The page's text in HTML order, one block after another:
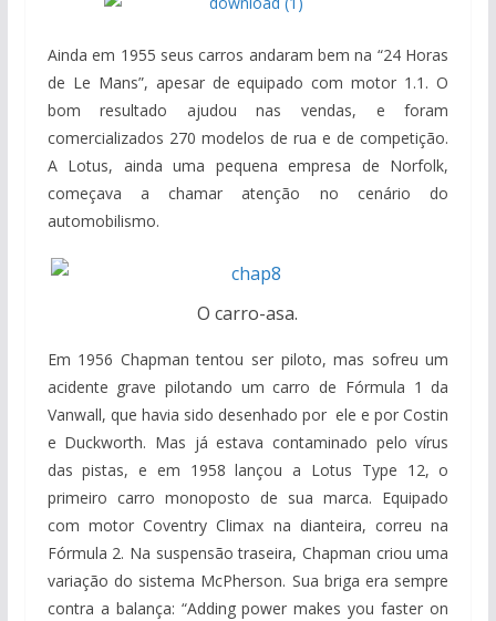
Ainda em 1955 seus carros andaram bem na “24 Horas
de Le Mans”, apesar de equipado com motor 1.1. O
bom resultado ajudou nas vendas, e foram
comercializados 270 modelos de rua e de competição.
A Lotus, ainda uma pequena empresa de Norfolk,
começava a chamar atenção no cenário do
automobilismo.
O carro-asa.
Em 1956 Chapman tentou ser piloto, mas sofreu um
acidente grave pilotando um carro de Fórmula 1 da
Vanwall, que havia sido desenhado por ele e por Costin
e Duckworth. Mas já estava contaminado pelo vírus
das pistas, e em 1958 lançou a Lotus Type 12, o
primeiro carro monoposto de sua marca. Equipado
com motor Coventry Climax na dianteira, correu na
Fórmula 2. Na suspensão traseira, Chapman criou uma
variação do sistema McPherson. Sua briga era sempre
contra a balança: “Adding power makes you faster on